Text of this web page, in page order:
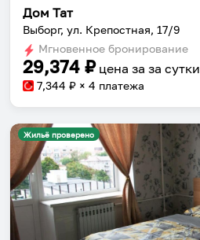
Дом Тат
Выборг, ул. Крепостная, 17/9
Мгновенное бронирование
29,374 ₽ цена за за сутки
7,344 ₽ × 4 платежа
Жильё проверено